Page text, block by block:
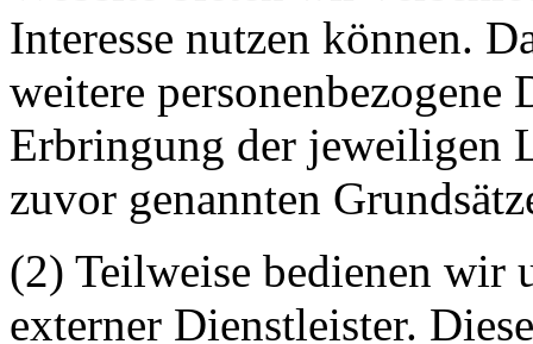
Interesse nutzen können.
weitere personenbezogene
Erbringung der jeweiligen
zuvor genannten
(2) Teilweise bedienen wir
externer Dienstleister.